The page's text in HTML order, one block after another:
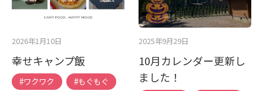
2026年1月10日
幸せキャンプ飯
#ワクワク
#もぐもぐ
2025年9月29日
10月カレンダー更新し
ました！